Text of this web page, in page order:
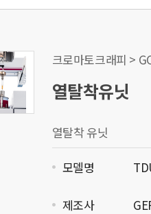
크로마토크래피 >
열탈착유닛
열탈착 유닛
모델명
제조사